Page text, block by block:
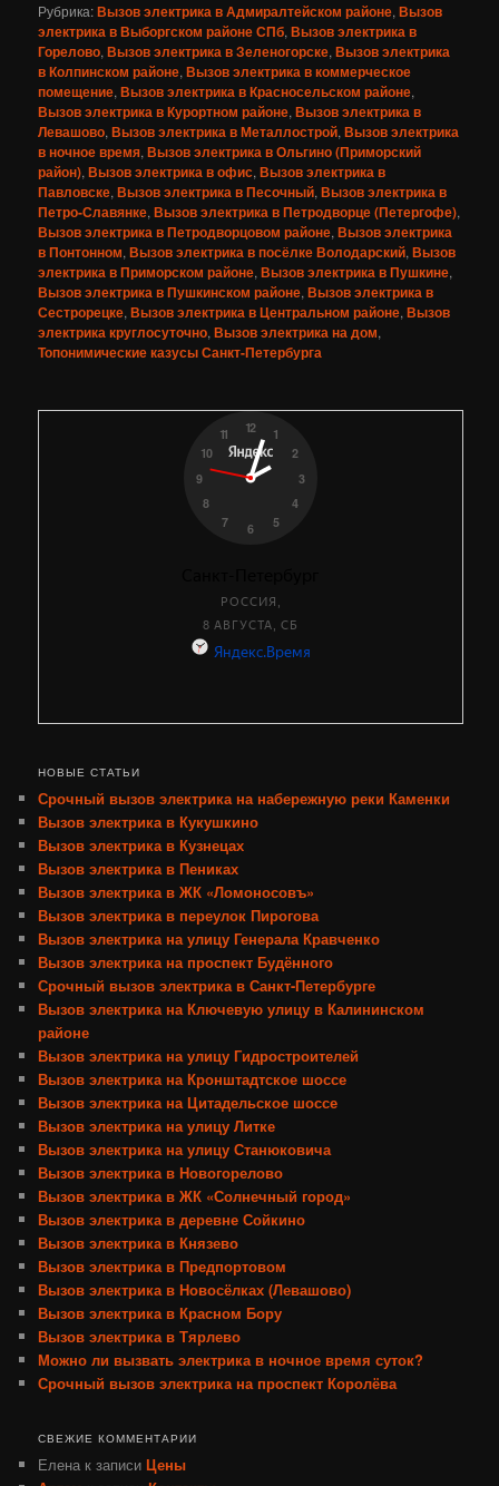
Рубрика:Вызов электрика в Адмиралтейском районе,Вызов
электрика в Выборгском районе СПб,Вызов электрика в
Горелово,Вызов электрика в Зеленогорске,Вызов электрика
в Колпинском районе,Вызов электрика в коммерческое
помещение,Вызов электрика в Красносельском районе,
Вызов электрика в Курортном районе,Вызов электрика в
Левашово,Вызов электрика в Металлострой,Вызов электрика
в ночное время,Вызов электрика в Ольгино (Приморский
район),Вызов электрика в офис,Вызов электрика в
Павловске,Вызов электрика в Песочный,Вызов электрика в
Петро-Славянке,Вызов электрика в Петродворце (Петергофе),
Вызов электрика в Петродворцовом районе,Вызов электрика
в Понтонном,Вызов электрика в посёлке Володарский,Вызов
электрика в Приморском районе,Вызов электрика в Пушкине,
Вызов электрика в Пушкинском районе,Вызов электрика в
Сестрорецке,Вызов электрика в Центральном районе,Вызов
электрика круглосуточно,Вызов электрика на дом,
Топонимические казусы Санкт-Петербурга
НОВЫЕ СТАТЬИ
Срочный вызов электрика на набережную реки Каменки
Вызов электрика в Кукушкино
Вызов электрика в Кузнецах
Вызов электрика в Пениках
Вызов электрика в ЖК «Ломоносовъ»
Вызов электрика в переулок Пирогова
Вызов электрика на улицу Генерала Кравченко
Вызов электрика на проспект Будённого
Срочный вызов электрика в Санкт-Петербурге
Вызов электрика на Ключевую улицу в Калининском
районе
Вызов электрика на улицу Гидростроителей
Вызов электрика на Кронштадтское шоссе
Вызов электрика на Цитадельское шоссе
Вызов электрика на улицу Литке
Вызов электрика на улицу Станюковича
Вызов электрика в Новогорелово
Вызов электрика в ЖК «Солнечный город»
Вызов электрика в деревне Сойкино
Вызов электрика в Князево
Вызов электрика в Предпортовом
Вызов электрика в Новосёлках (Левашово)
Вызов электрика в Красном Бору
Вызов электрика в Тярлево
Можно ли вызвать электрика в ночное время суток?
Срочный вызов электрика на проспект Королёва
СВЕЖИЕ КОММЕНТАРИИ
Елена к записиЦены